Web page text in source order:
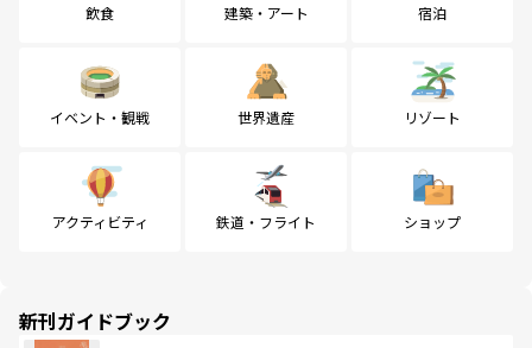
飲食 建築・アート 宿泊
イベント・観戦 世界遺産 リゾート
アクティビティ 鉄道・フライト ショップ
新刊ガイドブック